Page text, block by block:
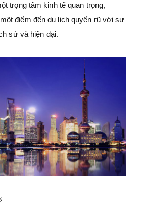
trọng tâm kinh tế quan trọng,
điểm đến du lịch quyến rũ với sự
sử và hiện đại.